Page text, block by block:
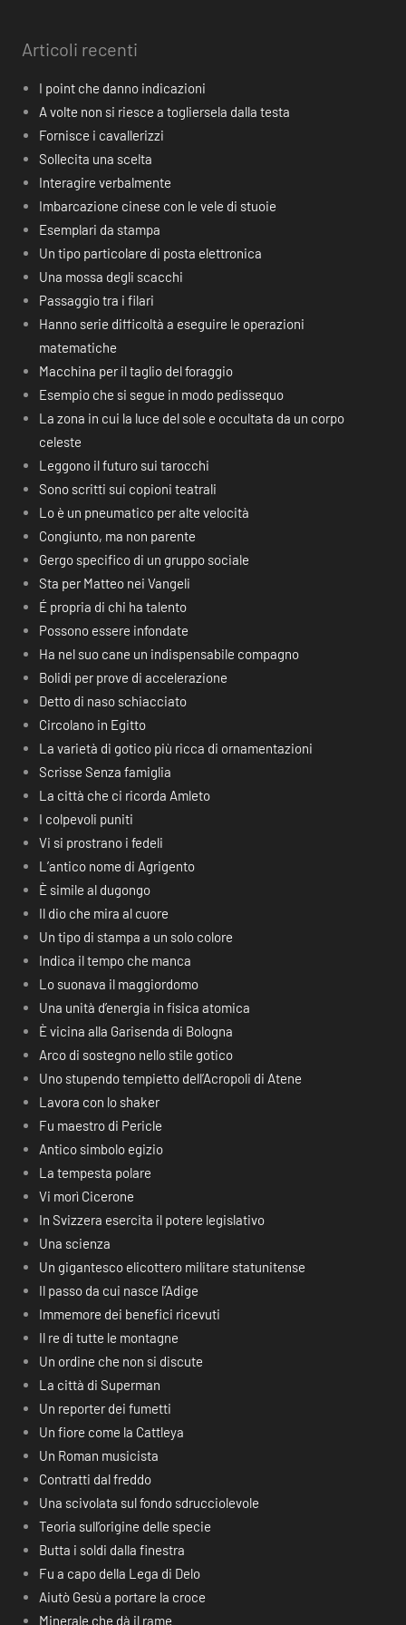
Articoli recenti
I point che danno indicazioni
A volte non si riesce a togliersela dalla testa
Fornisce i cavallerizzi
Sollecita una scelta
Interagire verbalmente
Imbarcazione cinese con le vele di stuoie
Esemplari da stampa
Un tipo particolare di posta elettronica
Una mossa degli scacchi
Passaggio tra i filari
Hanno serie difficoltà a eseguire le operazioni
matematiche
Macchina per il taglio del foraggio
Esempio che si segue in modo pedissequo
La zona in cui la luce del sole e occultata da un corpo
celeste
Leggono il futuro sui tarocchi
Sono scritti sui copioni teatrali
Lo è un pneumatico per alte velocità
Congiunto, ma non parente
Gergo specifico di un gruppo sociale
Sta per Matteo nei Vangeli
É propria di chi ha talento
Possono essere infondate
Ha nel suo cane un indispensabile compagno
Bolidi per prove di accelerazione
Detto di naso schiacciato
Circolano in Egitto
La varietà di gotico più ricca di ornamentazioni
Scrisse Senza famiglia
La città che ci ricorda Amleto
I colpevoli puniti
Vi si prostrano i fedeli
L’antico nome di Agrigento
È simile al dugongo
Il dio che mira al cuore
Un tipo di stampa a un solo colore
Indica il tempo che manca
Lo suonava il maggiordomo
Una unità d’energia in fisica atomica
È vicina alla Garisenda di Bologna
Arco di sostegno nello stile gotico
Uno stupendo tempietto dell’Acropoli di Atene
Lavora con lo shaker
Fu maestro di Pericle
Antico simbolo egizio
La tempesta polare
Vi morì Cicerone
In Svizzera esercita il potere legislativo
Una scienza
Un gigantesco elicottero militare statunitense
Il passo da cui nasce l’Adige
Immemore dei benefici ricevuti
Il re di tutte le montagne
Un ordine che non si discute
La città di Superman
Un reporter dei fumetti
Un fiore come la Cattleya
Un Roman musicista
Contratti dal freddo
Una scivolata sul fondo sdrucciolevole
Teoria sull’origine delle specie
Butta i soldi dalla finestra
Fu a capo della Lega di Delo
Aiutò Gesù a portare la croce
Minerale che dà il rame